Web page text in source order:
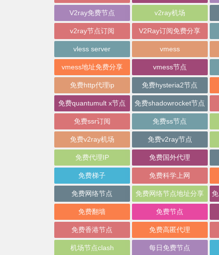
V2ray免费节点 v2ray机场
v2ray节点订阅 V2Ray订阅免费分享
vless server vmess
vmess地址免费分享 vmess节点
免费http代理ip 免费hysteria2节点
免费quantumult x节点 免费shadowrocket节点
免费ssr订阅 免费ss节点
免费v2ray机场 免费v2ray节点
免费代理IP 免费国外代理
免费梯子 免费科学上网
免费网络节点 免费网络节点地址分享
免费翻墙 免费节点
免费香港节点 免费高匿代理
机场节点clash 每日免费节点